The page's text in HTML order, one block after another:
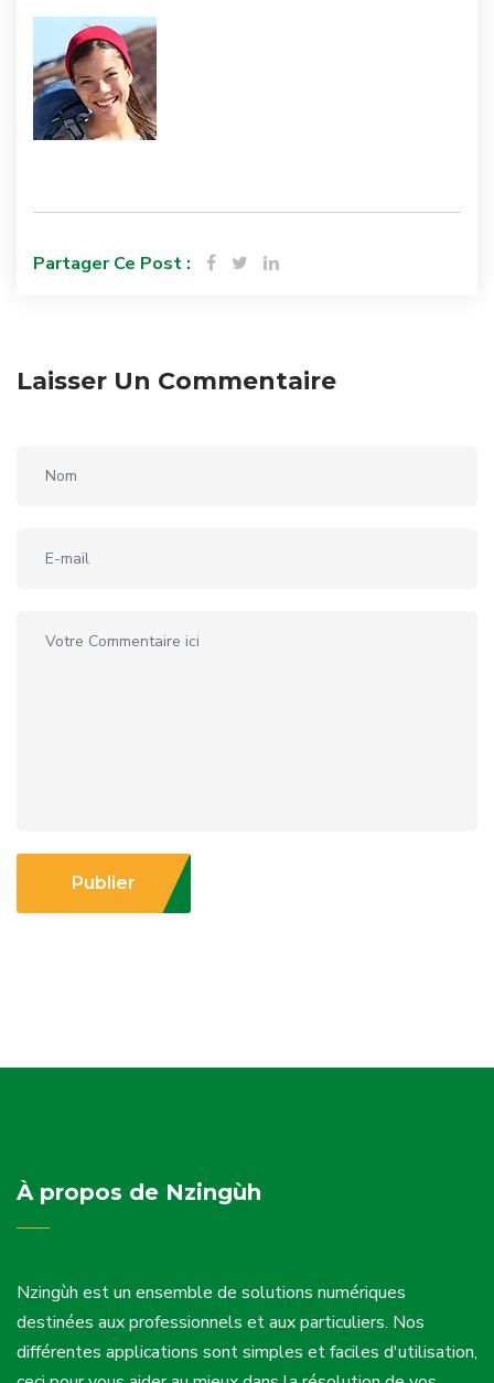
Partager Ce Post :
Laisser Un Commentaire
Publier
À propos de Nzingùh
Nzingùh est un ensemble de solutions numériques
destinées aux professionnels et aux particuliers. Nos
différentes applications sont simples et faciles d'utilisation,